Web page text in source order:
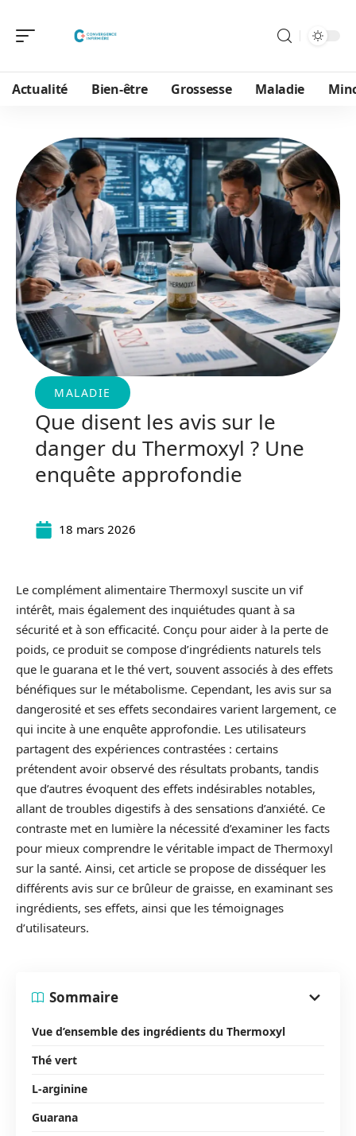
Actualité Bien-être Grossesse Maladie
MALADIE
Que disent les avis sur le
danger du Thermoxyl ? Une
enquête approfondie
18 mars 2026
Le complément alimentaire Thermoxyl suscite un vif
intérêt, mais également des inquiétudes quant à sa
sécurité et à son efficacité. Conçu pour aider à la perte de
poids, ce produit se compose d’ingrédients naturels tels
que le guarana et le thé vert, souvent associés à des effets
bénéfiques sur le métabolisme. Cependant, les avis sur sa
dangerosité et ses effets secondaires varient largement, ce
qui incite à une enquête approfondie. Les utilisateurs
partagent des expériences contrastées : certains
prétendent avoir observé des résultats probants, tandis
que d’autres évoquent des effets indésirables notables,
allant de troubles digestifs à des sensations d’anxiété. Ce
contraste met en lumière la nécessité d’examiner les facts
pour mieux comprendre le véritable impact de Thermoxyl
sur la santé. Ainsi, cet article se propose de disséquer les
différents avis sur ce brûleur de graisse, en examinant ses
ingrédients, ses effets, ainsi que les témoignages
d’utilisateurs.
Sommaire
Vue d’ensemble des ingrédients du Thermoxyl
Thé vert
L-arginine
Guarana